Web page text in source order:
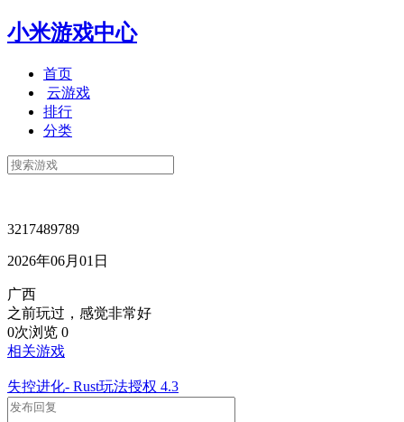
小米游戏中心
首页
云游戏
排行
分类
3217489789
2026年06月01日
广西
之前玩过，感觉非常好
0次浏览 0
相关游戏
失控进化- Rust玩法授权 4.3